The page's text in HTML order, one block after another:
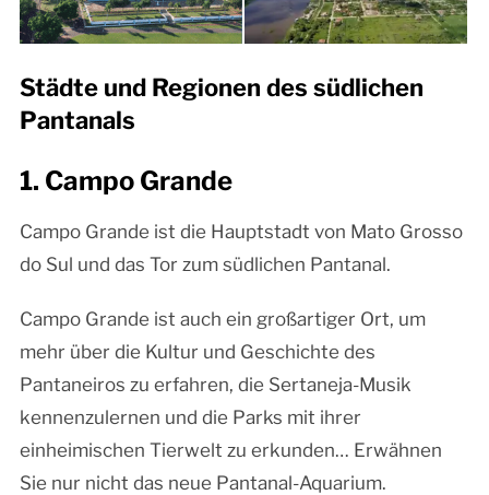
Städte und Regionen des südlichen
Pantanals
1. Campo Grande
Campo Grande ist die Hauptstadt von Mato Grosso
do Sul und das Tor zum südlichen Pantanal.
Campo Grande ist auch ein großartiger Ort, um
mehr über die Kultur und Geschichte des
Pantaneiros zu erfahren, die Sertaneja-Musik
kennenzulernen und die Parks mit ihrer
einheimischen Tierwelt zu erkunden… Erwähnen
Sie nur nicht das neue Pantanal-Aquarium.